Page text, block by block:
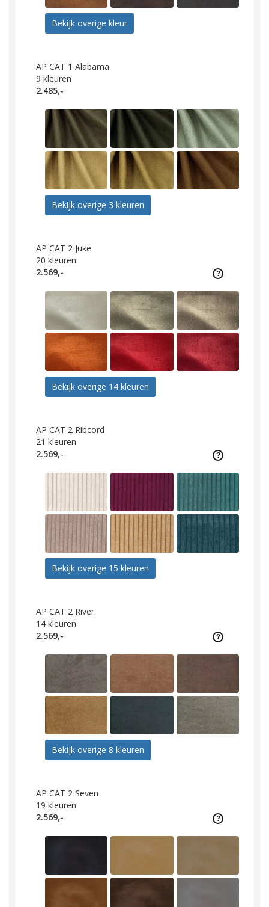
Bekijk overige kleur
AP CAT 1 Alabama
9 kleuren
2.485,-
Bekijk overige 3 kleuren
AP CAT 2 Juke
20 kleuren
2.569,-
Bekijk overige 14 kleuren
AP CAT 2 Ribcord
21 kleuren
2.569,-
Bekijk overige 15 kleuren
AP CAT 2 River
14 kleuren
2.569,-
Bekijk overige 8 kleuren
AP CAT 2 Seven
19 kleuren
2.569,-